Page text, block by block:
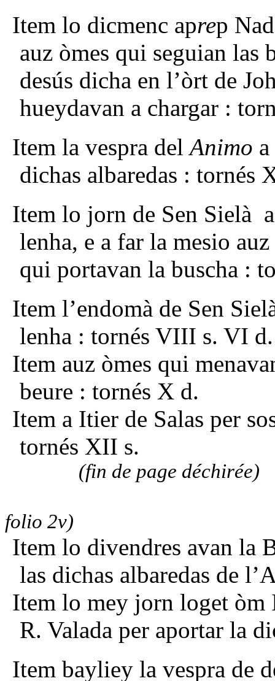
Item lo dicmenc aprep
auz òmes qui seguian las
desús dicha en l’òrt de
hueydavan a chargar :
Item la vespra delAnimo
dichas albaredas : tornés
Item lo jorn de Sen Sielà
lenha, e a far la mesio
qui portavan la buscha :
Item l’endomà de Sen
lenha : tornés VIII s. VI d.
Item auz òmes qui
beure : tornés X d.
Item a Itier de Salas per
tornés XII s.
(fin de page déchirée)
folio 2v)
Item lo divendres avan la
las dichas albaredas de
Item lo mey jorn loget òm
R. Valada per aportar la
Item bayliey la vespra de